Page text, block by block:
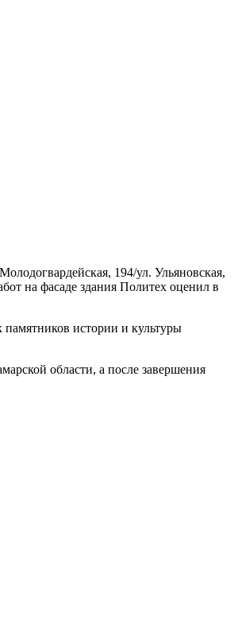
194/ул. Ульяновская,
на фасаде здания Политех оценил в
памятников истории и культуры
области, а после завершения